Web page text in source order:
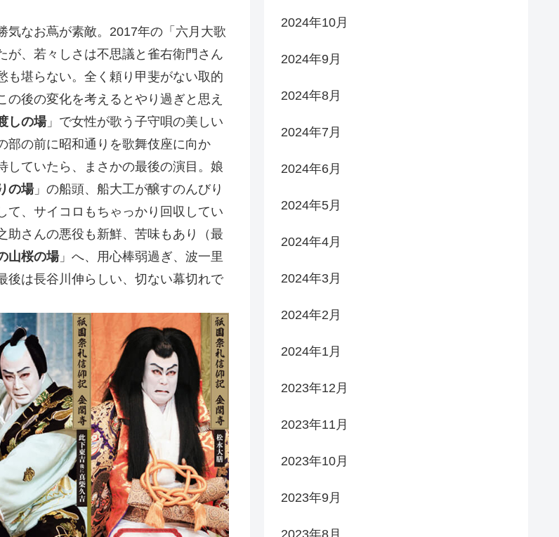
気なお蔦が素敵。2017年の「六月大歌
が、若々しさは不思議と雀右衛門さん
も堪らない。全く頼り甲斐がない取的
の後の変化を考えるとやり過ぎと思え
しの場」で女性が歌う子守唄の美しい
部の前に昭和通りを歌舞伎座に向か
していたら、まさかの最後の演目。娘
の場」の船頭、船大工が醸すのんびり
て、サイコロもちゃっかり回収してい
助さんの悪役も新鮮、苦味もあり（最
山桜の場」へ、用心棒弱過ぎ、波一里
後は長谷川伸らしい、切ない幕切れで
2024年10月
2024年9月
2024年8月
2024年7月
2024年6月
2024年5月
2024年4月
2024年3月
2024年2月
2024年1月
2023年12月
2023年11月
2023年10月
2023年9月